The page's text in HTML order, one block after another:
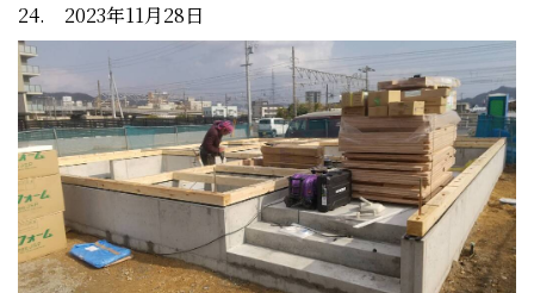
24. 2023年11月28日